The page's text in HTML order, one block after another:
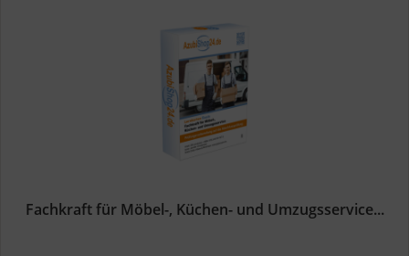
Fachkraft für Möbel-, Küchen- und Umzugsservice...